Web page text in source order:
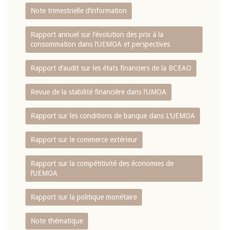
Note trimestrielle d‘information
Rapport annuel sur l‘évolution des prix à la
consommation dans l‘UEMOA et perspectives
Rapport d‘audit sur les états financiers de la BCEAO
Revue de la stabilité financière dans l‘UMOA
Rapport sur les conditions de banque dans L‘UEMOA
Rapport sur le commerce extérieur
Rapport sur la compétitivité des économies de
l‘UEMOA
Rapport sur la politique monétaire
Note thématique